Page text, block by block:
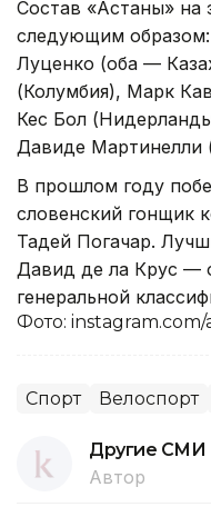
Состав «Астаны» на
следующим
Луценко (оба —
(Колумбия), Марк
Кес Бол
Давиде Мартинелли
В прошлом году
словенский гонщик
Тадей Погачар.
Давид де ла Крус —
генеральной
Фото:
Спорт Велоспорт
Другие СМИ
Автор